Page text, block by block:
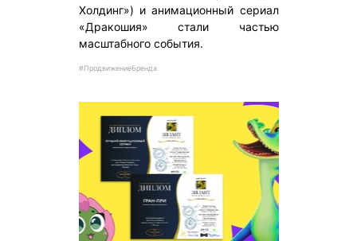
Холдинг») и анимационный сериал
«Дракошия» стали частью
масштабного события.
#ПродвижениеБренда